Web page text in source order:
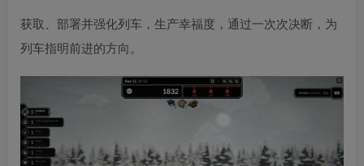
获取、部署并强化列车，生产幸福度，通过一次次决断，为
列车指明前进的方向。